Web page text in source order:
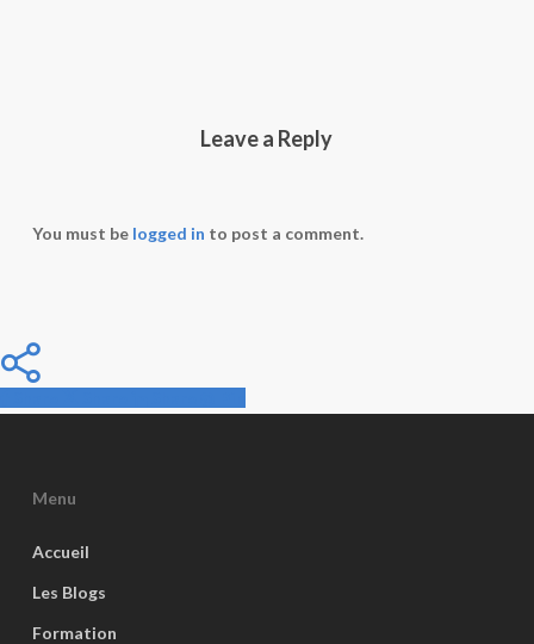
Leave a Reply
You must be logged in to post a comment.
Share
Menu
Accueil
Les Blogs
Formation